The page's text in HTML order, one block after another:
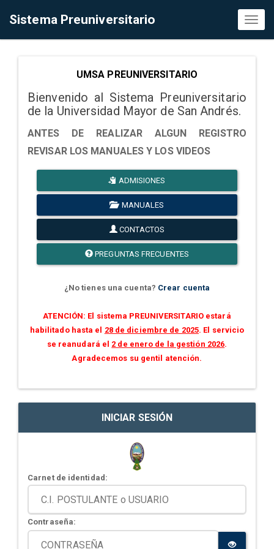
Sistema Preuniversitario
UMSA PREUNIVERSITARIO
Bienvenido al Sistema Preuniversitario
de la Universidad Mayor de San Andrés.
ANTES DE REALIZAR ALGUN REGISTRO
REVISAR LOS MANUALES Y LOS VIDEOS
ADMISIONES
MANUALES
CONTACTOS
PREGUNTAS FRECUENTES
¿No tienes una cuenta? Crear cuenta
ATENCIÓN: El sistema PREUNIVERSITARIO estará
habilitado hasta el 28 de diciembre de 2025. El servicio
se reanudará el 2 de enero de la gestión 2026.
Agradecemos su gentil atención.
INICIAR SESIÓN
Carnet de identidad:
Contraseña: